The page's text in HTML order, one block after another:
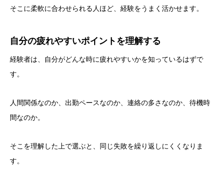
そこに柔軟に合わせられる人ほど、経験をうまく活かせます。
自分の疲れやすいポイントを理解する
経験者は、自分がどんな時に疲れやすいかを知っているはずで
す。
人間関係なのか、出勤ペースなのか、連絡の多さなのか、待機時
間なのか。
そこを理解した上で選ぶと、同じ失敗を繰り返しにくくなりま
す。